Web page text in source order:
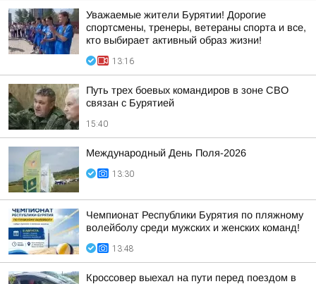
Уважаемые жители Бурятии! Дорогие
спортсмены, тренеры, ветераны спорта и все,
кто выбирает активный образ жизни!
13:16
Путь трех боевых командиров в зоне СВО
связан с Бурятией
15:40
Международный День Поля-2026
13:30
Чемпионат Республики Бурятия по пляжному
волейболу среди мужских и женских команд!
13:48
Кроссовер выехал на пути перед поездом в